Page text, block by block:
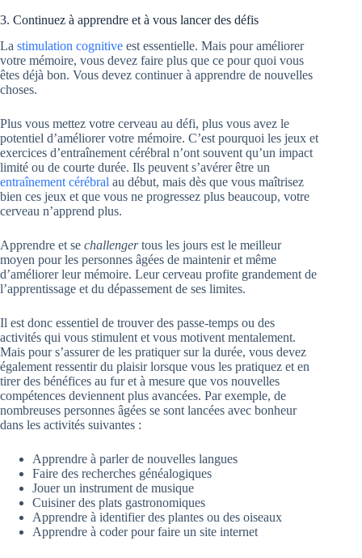
3. Continuez à apprendre et à vous lancer des défis
La stimulation cognitive est essentielle. Mais pour améliorer
votre mémoire, vous devez faire plus que ce pour quoi vous
êtes déjà bon. Vous devez continuer à apprendre de nouvelles
choses.
Plus vous mettez votre cerveau au défi, plus vous avez le
potentiel d’améliorer votre mémoire. C’est pourquoi les jeux et
exercices d’entraînement cérébral n’ont souvent qu’un impact
limité ou de courte durée. Ils peuvent s’avérer être un
entraînement cérébral au début, mais dès que vous maîtrisez
bien ces jeux et que vous ne progressez plus beaucoup, votre
cerveau n’apprend plus.
Apprendre et se challengertous les jours est le meilleur
moyen pour les personnes âgées de maintenir et même
d’améliorer leur mémoire. Leur cerveau profite grandement de
l’apprentissage et du dépassement de ses limites.
Il est donc essentiel de trouver des passe-temps ou des
activités qui vous stimulent et vous motivent mentalement.
Mais pour s’assurer de les pratiquer sur la durée, vous devez
également ressentir du plaisir lorsque vous les pratiquez et en
tirer des bénéfices au fur et à mesure que vos nouvelles
compétences deviennent plus avancées. Par exemple, de
nombreuses personnes âgées se sont lancées avec bonheur
dans les activités suivantes :
Apprendre à parler de nouvelles langues
Faire des recherches généalogiques
Jouer un instrument de musique
Cuisiner des plats gastronomiques
Apprendre à identifier des plantes ou des oiseaux
Apprendre à coder pour faire un site internet